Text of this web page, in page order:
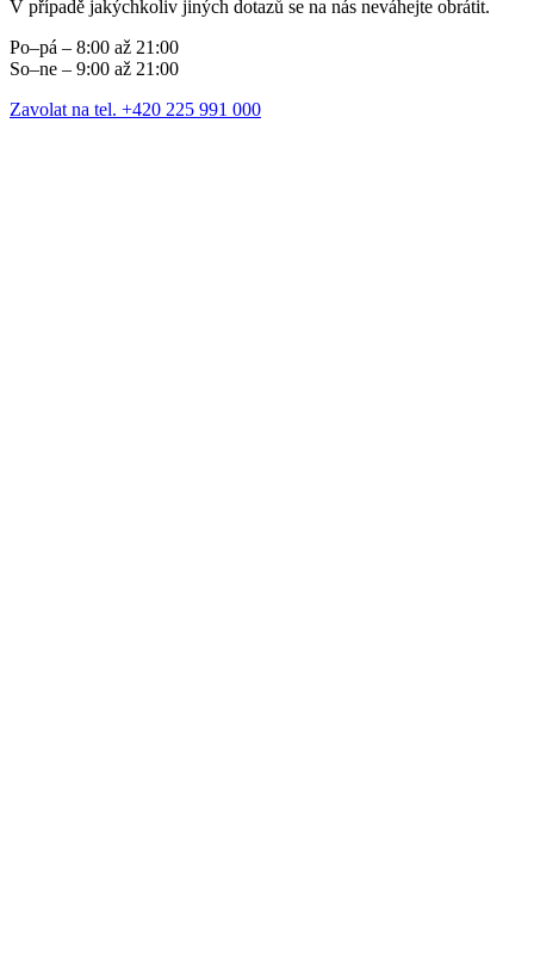
V případě jakýchkoliv jiných dotazů se na nás neváhejte obrátit.
Po–pá – 8:00 až 21:00
So–ne – 9:00 až 21:00
Zavolat na tel. +420 225 991 000